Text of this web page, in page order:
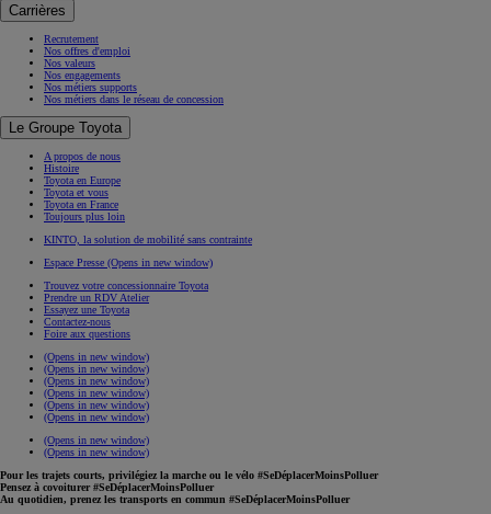
Carrières
Recrutement
Nos offres d'emploi
Nos valeurs
Nos engagements
Nos métiers supports
Nos métiers dans le réseau de concession
Le Groupe Toyota
A propos de nous
Histoire
Toyota en Europe
Toyota et vous
Toyota en France
Toujours plus loin
KINTO, la solution de mobilité sans contrainte
Espace Presse (Opens in new window)
Trouvez votre concessionnaire Toyota
Prendre un RDV Atelier
Essayez une Toyota
Contactez-nous
Foire aux questions
(Opens in new window)
(Opens in new window)
(Opens in new window)
(Opens in new window)
(Opens in new window)
(Opens in new window)
(Opens in new window)
(Opens in new window)
Pour les trajets courts, privilégiez la marche ou le vélo #SeDéplacerMoinsPolluer
Pensez à covoiturer #SeDéplacerMoinsPolluer
Au quotidien, prenez les transports en commun #SeDéplacerMoinsPolluer